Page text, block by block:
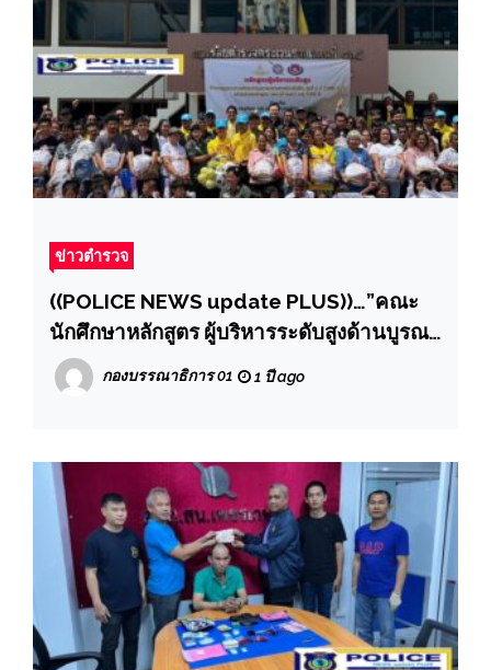
ข่าวตำรวจ
((POLICE NEWS update PLUS))…”คณะ
นักศึกษาหลักสูตร ผู้บริหารระดับสูงด้านบูรณา
การพัฒนากรุงเทพมหานครอย่างยั่งยืน (SIMD
1-2) รุ่นที่ 1 รุ่นที่ 2 วพน.12 พอช.1 และ ISAB
การกีฬาพร้อมทุนการศึกษาให้กับน้องๆ
โรงเรียนตำรวจตระเวณชายแดน ภายใน
จังหวัดตรัง 2″
กองบรรณาธิการ 01 1 ปี ago